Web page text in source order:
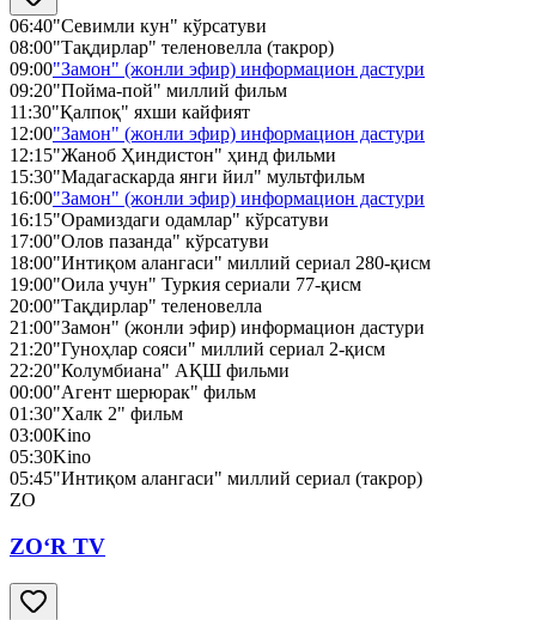
06:40"Севимли кун" кўрсатуви
08:00"Тақдирлар" теленовелла (такрор)
09:00"Замон" (жонли эфир) информацион дастури
09:20"Пойма-пой" миллий фильм
11:30"Қалпоқ" яхши кайфият
12:00"Замон" (жонли эфир) информацион дастури
12:15"Жаноб Ҳиндистон" ҳинд фильми
15:30"Мадагаскарда янги йил" мультфильм
16:00"Замон" (жонли эфир) информацион дастури
16:15"Орамиздаги одамлар" кўрсатуви
17:00"Олов пазанда" кўрсатуви
18:00"Интиқом алангаси" миллий сериал 280-қисм
19:00"Оила учун" Туркия сериали 77-қисм
20:00"Тақдирлар" теленовелла
21:00"Замон" (жонли эфир) информацион дастури
21:20"Гуноҳлар сояси" миллий сериал 2-қисм
22:20"Колумбиана" АҚШ фильми
00:00"Агент шерюрак" фильм
01:30"Халк 2" фильм
03:00Kino
05:30Kino
05:45"Интиқом алангаси" миллий сериал (такрор)
ZO
ZO‘R TV